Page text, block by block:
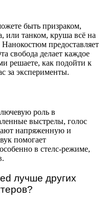
быть призраком,
или танком, круша всё на
предоставляет
свобода делает каждое
решаете, как подойти к
за эксперименты.
роль в
выстрелы, голос
напряженную и
помогает
в стелс-режиме,
лучше других